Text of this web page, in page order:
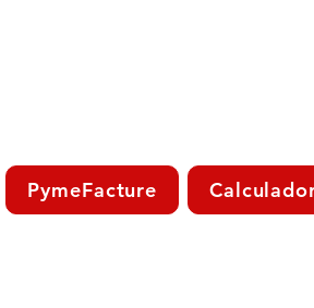
PymeFacture